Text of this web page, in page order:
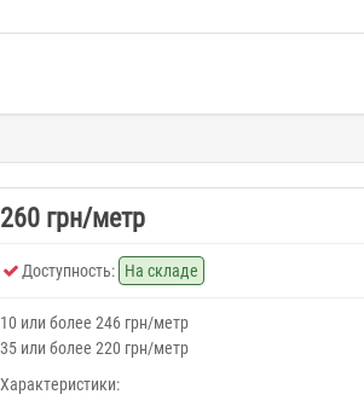
260 грн/метр
Доступность: На складе
10 или более 246 грн/метр
35 или более 220 грн/метр
Характеристики: